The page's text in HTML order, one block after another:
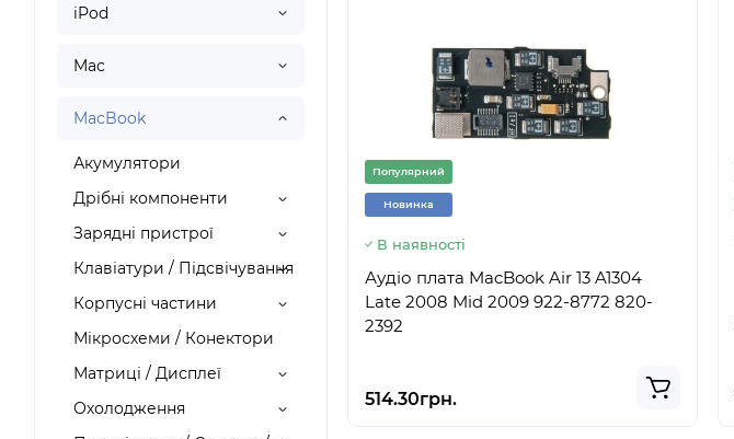
iPod
Mac
MacBook
Акумулятори
Дрібні компоненти
Зарядні пристрої
Клавіатури / Підсвічування
Корпусні частини
Мікросхеми / Конектори
Матриці / Дисплеї
Охолодження
Популярний
Новинка
В наявності
Аудіо плата MacBook Air 13 A1304
Late 2008 Mid 2009 922-8772 820-
2392
514.30грн.